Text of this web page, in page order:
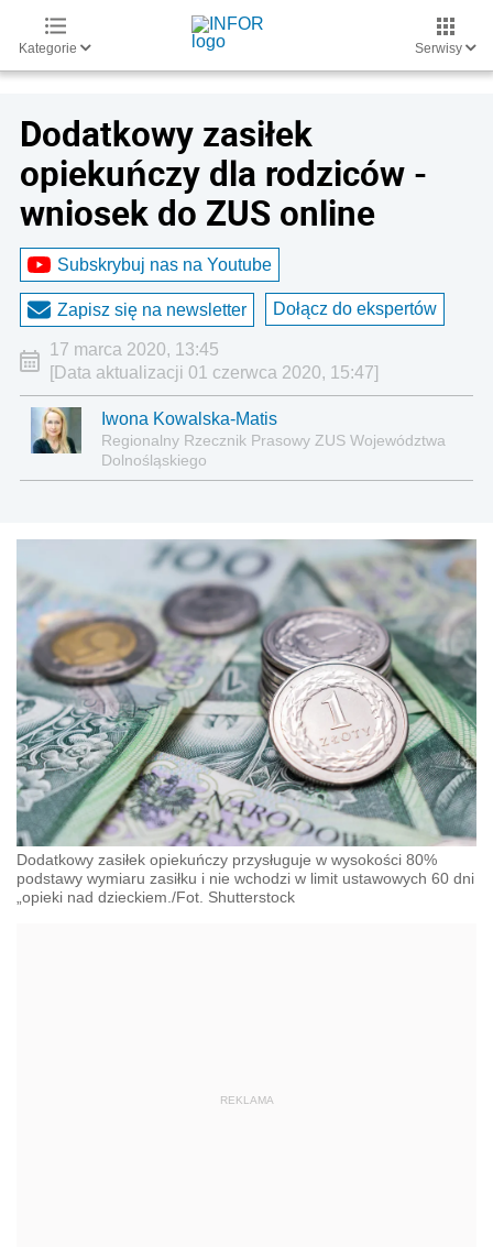
Kategorie Serwisy
Dodatkowy zasiłek
opiekuńczy dla rodziców -
wniosek do ZUS online
Subskrybuj nas na Youtube
Zapisz się na newsletter Dołącz do ekspertów
17 marca 2020, 13:45
[Data aktualizacji 01 czerwca 2020, 15:47]
Iwona Kowalska-Matis
Regionalny Rzecznik Prasowy ZUS Województwa
Dolnośląskiego
Dodatkowy zasiłek opiekuńczy przysługuje w wysokości 80%
podstawy wymiaru zasiłku i nie wchodzi w limit ustawowych 60 dni
„opieki nad dzieckiem./Fot. Shutterstock